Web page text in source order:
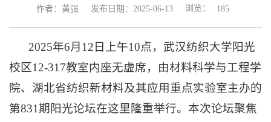
作者：黄强 发布日期：2025-06-13 浏览： 185
2025年6月12日上午10点，武汉纺织大学阳光
校区12-317教室内座无虚席，由材料科学与工程学
院、湖北省纺织新材料及其应用重点实验室主办的
第831期阳光论坛在这里隆重举行。本次论坛聚焦